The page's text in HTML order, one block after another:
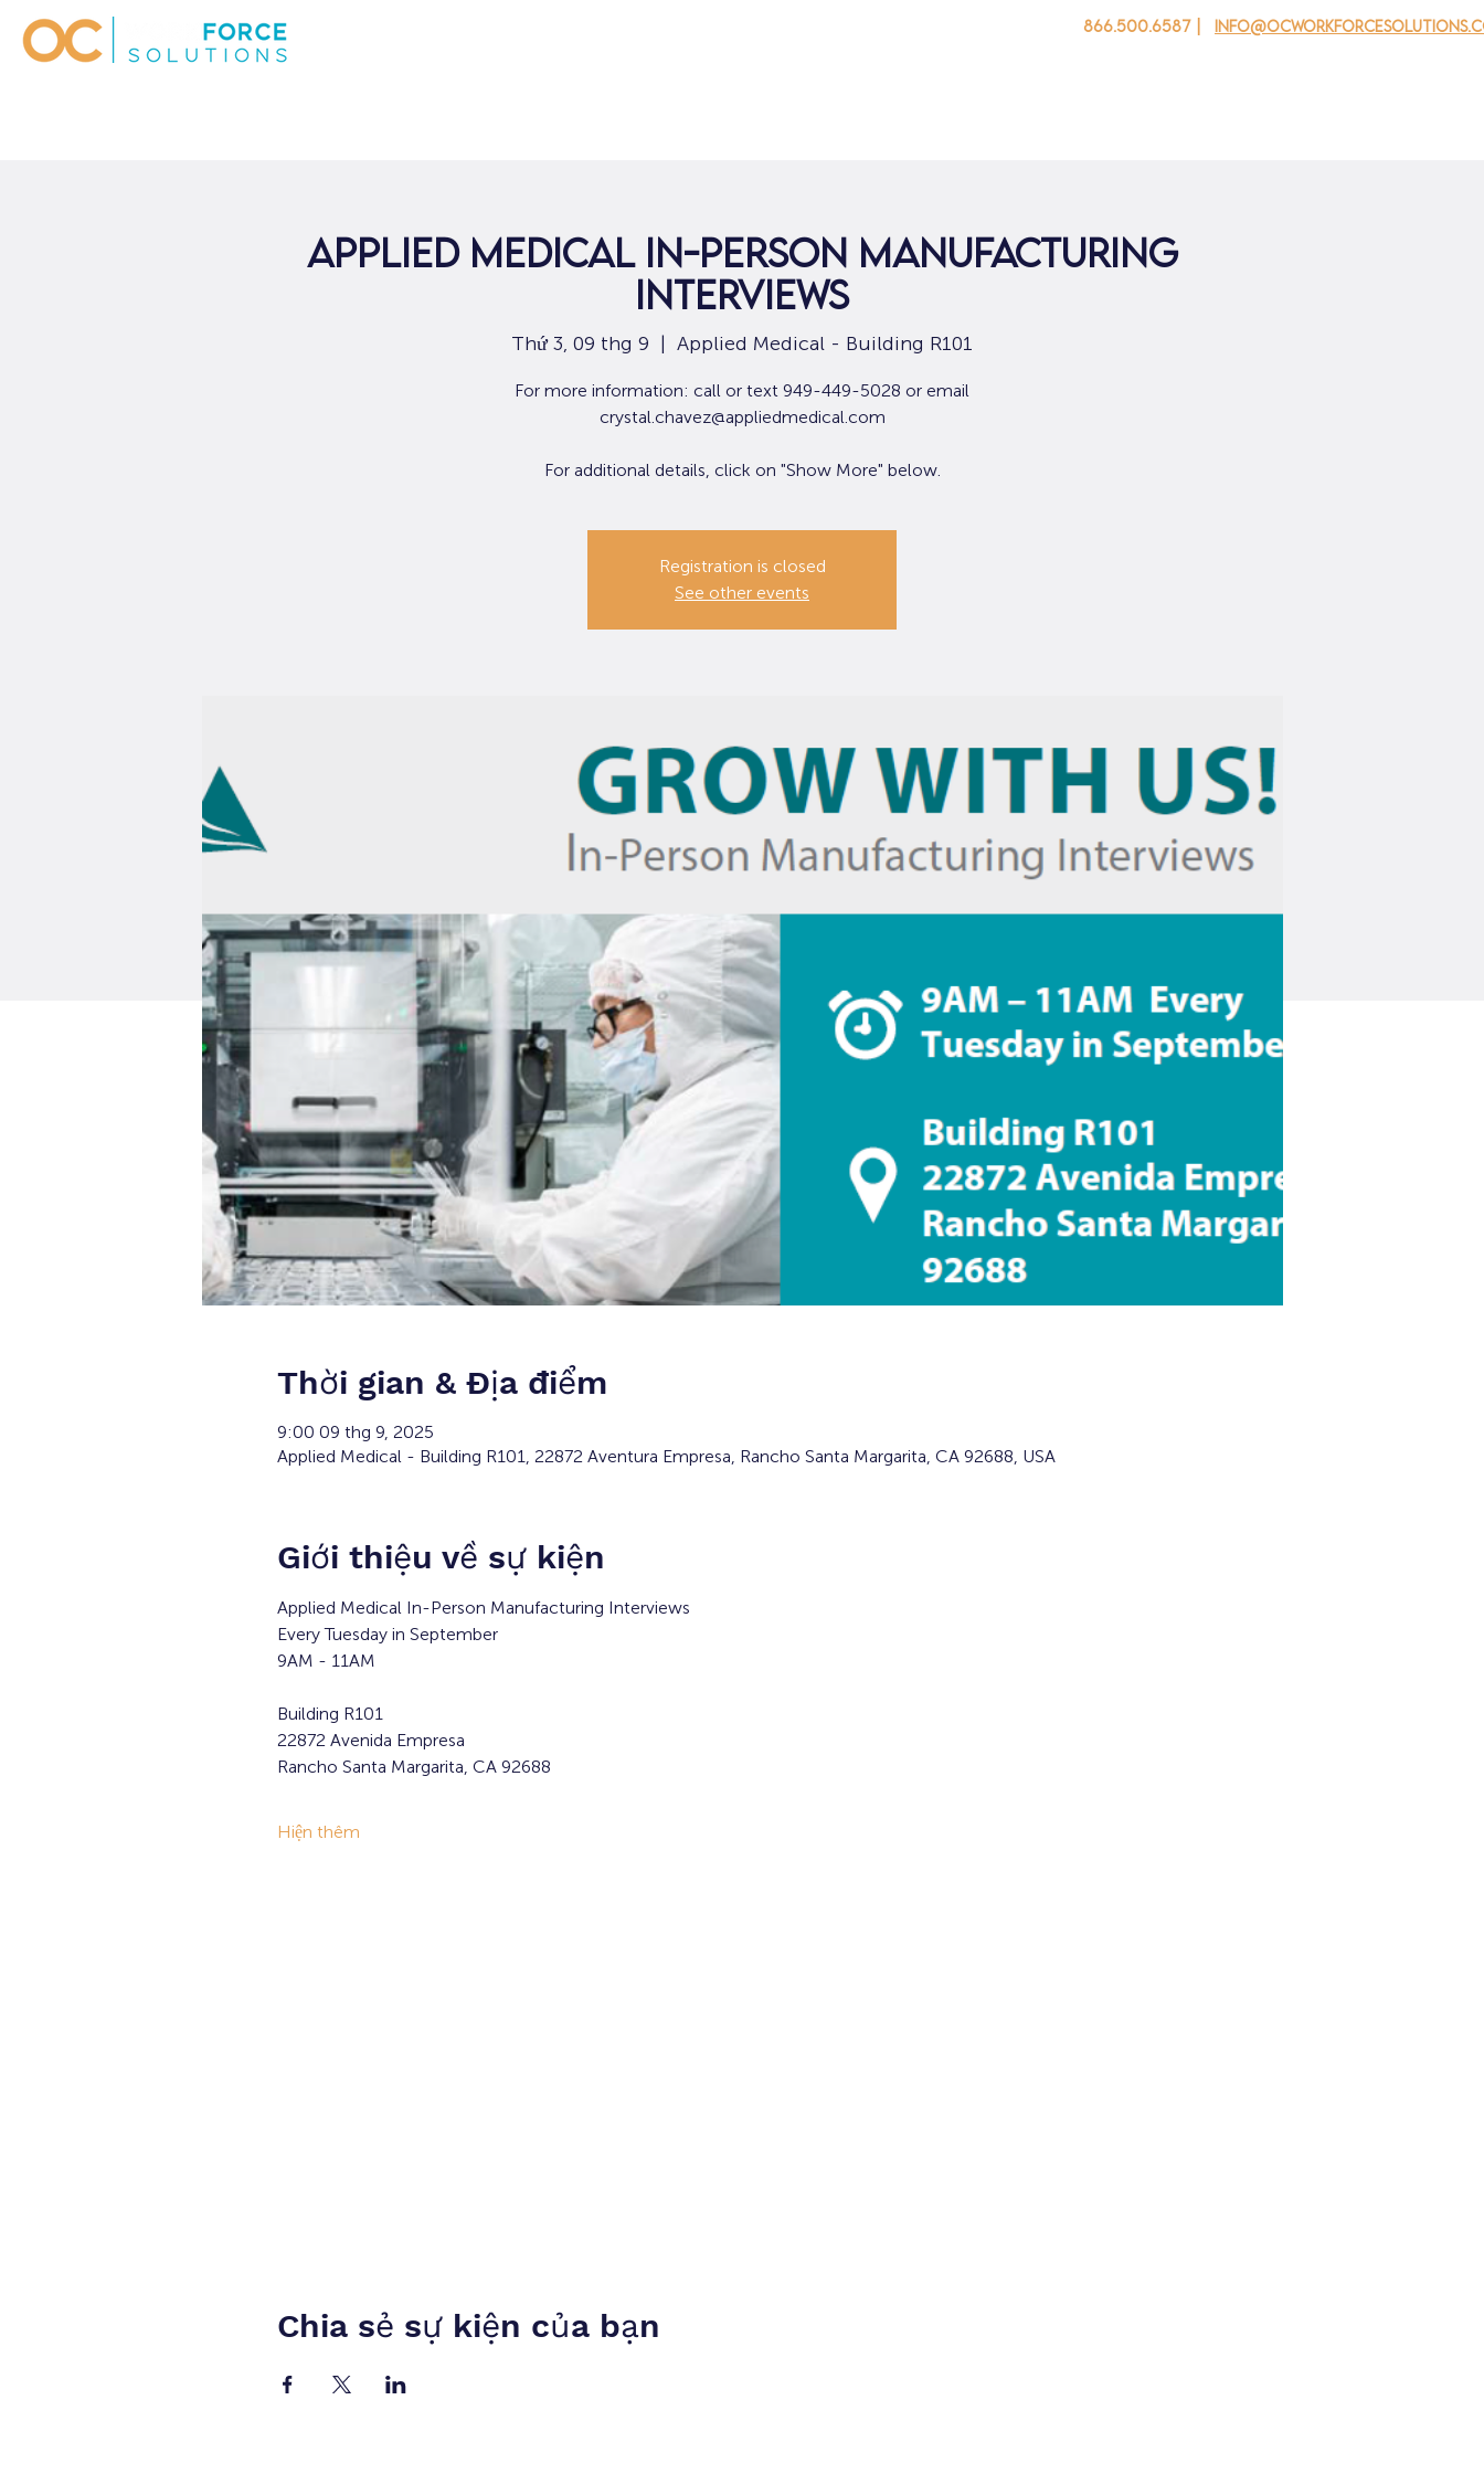
866.500.6587 |
Applied Medical In-Person Manufacturing
Interviews
Thứ 3, 09 thg 9
  |
Applied Medical - Building R101
For more information: call or text 949-449-5028 or email
crystal.chavez@appliedmedical.com
For additional details, click on "Show More" below.
Registration is closed
See other events
Thời gian & Địa điểm
9:00 09 thg 9, 2025
Applied Medical - Building R101, 22872 Aventura Empresa, Rancho Santa Margarita, CA 92688, USA
Giới thiệu về sự kiện
Applied Medical In-Person Manufacturing Interviews
Every Tuesday in September
9AM - 11AM
Building R101
22872 Avenida Empresa
Rancho Santa Margarita, CA 92688
Hiện thêm
Chia sẻ sự kiện của bạn